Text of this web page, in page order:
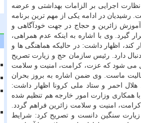
اجرایی بر الزامات بهداشتی و عرضه
در ادامه یکی از مهم ترین برنامه
آموزش زائرین و حجاج در جهت خودآگاهی و
گیرد. وی با اشاره به اینکه عدم همراهی،
کند، اظهار داشت: در حالیکه هماهنگی ها و
دارد. رئیس سازمان حج و زیارت تصریح
می شود که عزت، کرامت، امنیت و سلامت
ماست. وی ضمن اشاره به بروز بحران
هلال احمر و ستاد ملی کرونا اظهار داشت:
همکاری وزارت امور خارجه هم تنظیم شده
امنیت و سلامت زائرین فراهم گردد.
سنگین دانست و تصریح کرد: شرایط